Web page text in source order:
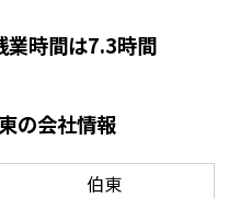
業時間は7.3時間
の会社情報
伯東